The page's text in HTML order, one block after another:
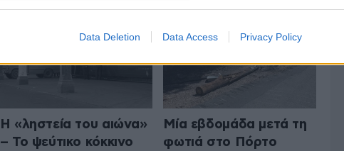
Data Deletion Data Access Privacy Policy
Η «ληστεία του αιώνα»
– Το ψεύτικο κόκκινο
Μία εβδομάδα μετά τη
φωτιά στο Πόρτο